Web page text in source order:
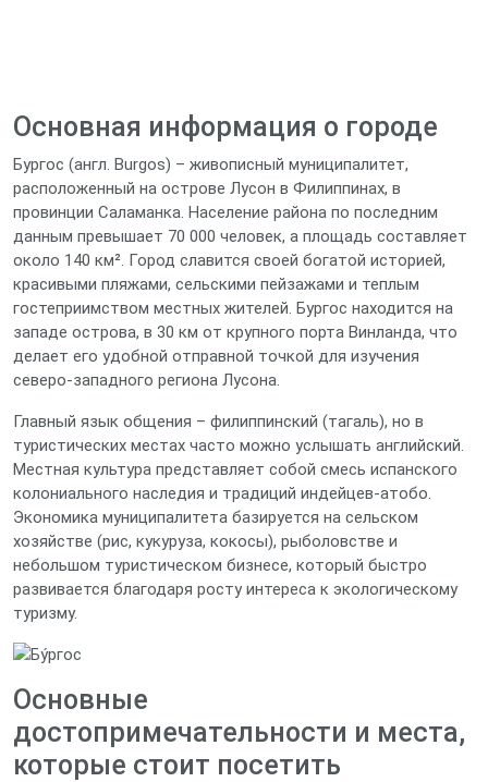
Основная информация о городе
Бургос (англ. Burgos) – живописный муниципалитет,
расположенный на острове Лусон в Филиппинах, в
провинции Саламанка. Население района по последним
данным превышает 70 000 человек, а площадь составляет
около 140 км². Город славится своей богатой историей,
красивыми пляжами, сельскими пейзажами и теплым
гостеприимством местных жителей. Бургос находится на
западе острова, в 30 км от крупного порта Винланда, что
делает его удобной отправной точкой для изучения
северо-западного региона Лусона.
Главный язык общения – филиппинский (тагаль), но в
туристических местах часто можно услышать английский.
Местная культура представляет собой смесь испанского
колониального наследия и традиций индейцев-атобо.
Экономика муниципалитета базируется на сельском
хозяйстве (рис, кукуруза, кокосы), рыболовстве и
небольшом туристическом бизнесе, который быстро
развивается благодаря росту интереса к экологическому
туризму.
Основные
достопримечательности и места,
которые стоит посетить